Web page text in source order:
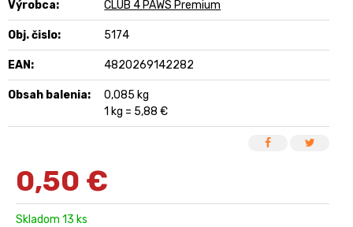
Výrobca: CLUB 4 PAWS Premium
Obj. čislo: 5174
EAN: 4820269142282
Obsah balenia:
0,085 kg
1 kg = 5,88 €
0,50 €
Skladom 13 ks